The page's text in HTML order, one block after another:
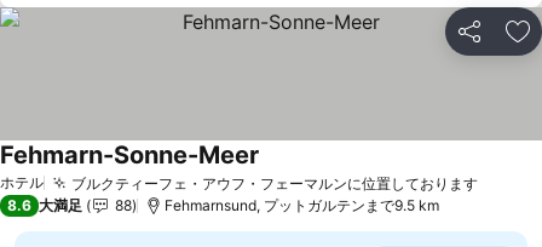
シェア お
ホテル ブルクティーフェ・アウフ・フェーマルンに位置しております料金を
Fehmarn-Sonne-Meer
8.6 大満足 88 Fehmarnsund, プットガルテンまで9.5 km